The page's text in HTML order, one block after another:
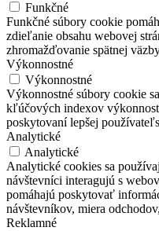
Funkčné
Funkčné súbory cookie
zdieľanie obsahu webovej
zhromažďovanie spätnej
Výkonnostné
Výkonnostné
Výkonnostné súbory cookie
kľúčových indexov
poskytovaní lepšej
Analytické
Analytické
Analytické cookies sa
návštevníci interagujú s
pomáhajú poskytovať
návštevníkov, miera
Reklamné